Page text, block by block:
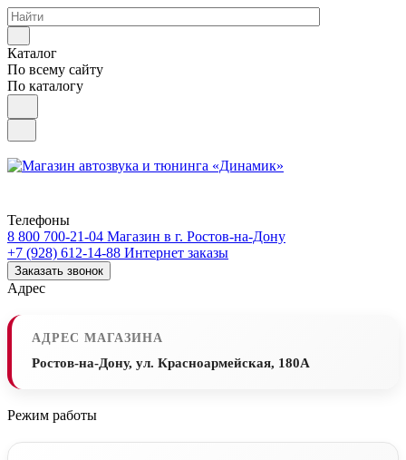
Каталог
По всему сайту
По каталогу
Телефоны
8 800 700-21-04 Магазин в г. Ростов-на-Дону
+7 (928) 612-14-88 Интернет заказы
Заказать звонок
Адрес
АДРЕС МАГАЗИНА
Ростов-на-Дону, ул. Красноармейская, 180А
Режим работы